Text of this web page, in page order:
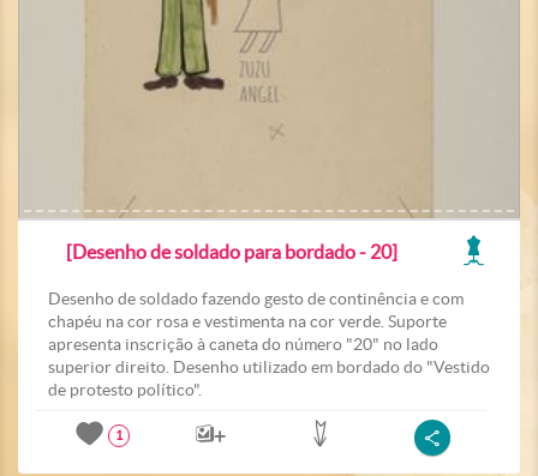
[Desenho de soldado para bordado - 20]
Desenho de soldado fazendo gesto de continência e com
chapéu na cor rosa e vestimenta na cor verde. Suporte
apresenta inscrição à caneta do número "20" no lado
superior direito. Desenho utilizado em bordado do "Vestido
de protesto político".
1